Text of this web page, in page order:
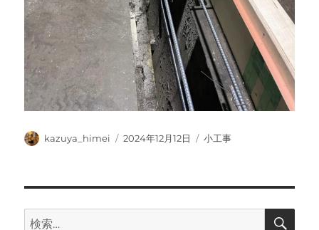
投
kazuya_himei
投
2024年12月12日
カ
小工事
検
検